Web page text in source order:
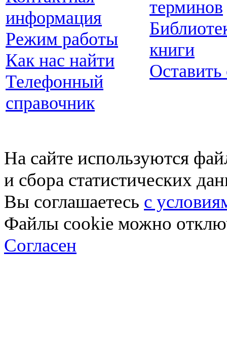
информация
Режим работы
Как нас найти
Телефонный
справочник
терминов
книги
Оставить
На сайте используются
и сбора статистических
Вы соглашаетесь с
Файлы cookie можно
Согласен